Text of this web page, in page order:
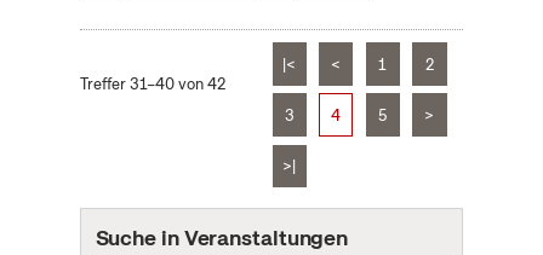
Treffer 31–40 von 42
|< < 1 2
3 4 5 >
>|
Suche in Veranstaltungen